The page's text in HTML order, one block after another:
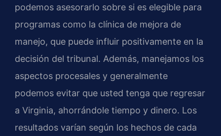
podemos asesorarlo sobre si es elegible para
programas como la clínica de mejora de
manejo, que puede influir positivamente en la
decisión del tribunal. Además, manejamos los
aspectos procesales y generalmente
podemos evitar que usted tenga que regresar
a Virginia, ahorrándole tiempo y dinero. Los
resultados varían según los hechos de cada